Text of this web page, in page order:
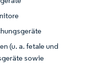
(u. a. fetale und
sowie